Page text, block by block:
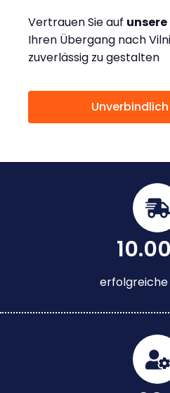
Vertrauen Sie auf
Ihren Übergang nach
zuverlässig zu gestalten
erfolgreiche